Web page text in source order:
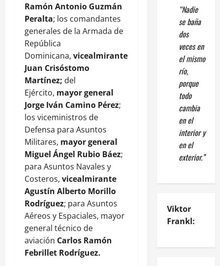
Ramón Antonio Guzmán
Peralta; los comandantes
generales de la Armada de
República
Dominicana, vicealmirante
Juan Crisóstomo
Martínez; del
Ejército, mayor general
Jorge Iván Camino Pérez;
los viceministros de
Defensa para Asuntos
Militares, mayor general
Miguel Ángel Rubio Báez;
para Asuntos Navales y
Costeros, vicealmirante
Agustín Alberto Morillo
Rodríguez; para Asuntos
Aéreos y Espaciales, mayor
general técnico de
aviación Carlos Ramón
Febrillet Rodríguez.
“Nadie
se baña
dos
veces en
el mismo
río,
porque
todo
cambia
en el
interior y
en el
exterior.”
Viktor
Frankl: